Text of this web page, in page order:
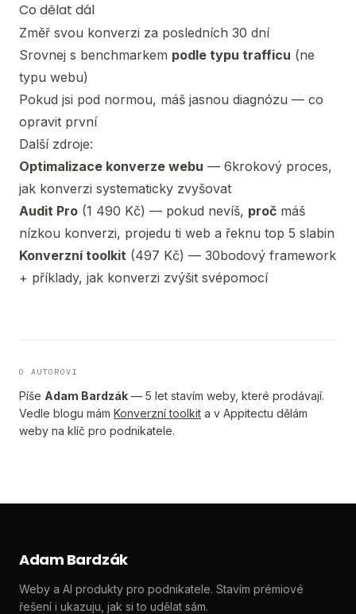
Co dělat dál
Změř svou konverzi za posledních 30 dní
Srovnej s benchmarkem podle typu trafficu (ne
typu webu)
Pokud jsi pod normou, máš jasnou diagnózu — co
opravit první
Další zdroje:
Optimalizace konverze webu — 6krokový proces,
jak konverzi systematicky zvyšovat
Audit Pro (1 490 Kč) — pokud nevíš, proč máš
nízkou konverzi, projedu ti web a řeknu top 5 slabin
Konverzní toolkit (497 Kč) — 30bodový framework
+ příklady, jak konverzi zvýšit svépomocí
O AUTOROVI
Píše Adam Bardzák — 5 let stavím weby, které prodávají.
Vedle blogu mám Konverzní toolkit a v Appitectu dělám
weby na klíč pro podnikatele.
Adam Bardzák
Weby a AI produkty pro podnikatele. Stavím prémiové
řešení i ukazuju, jak si to udělat sám.